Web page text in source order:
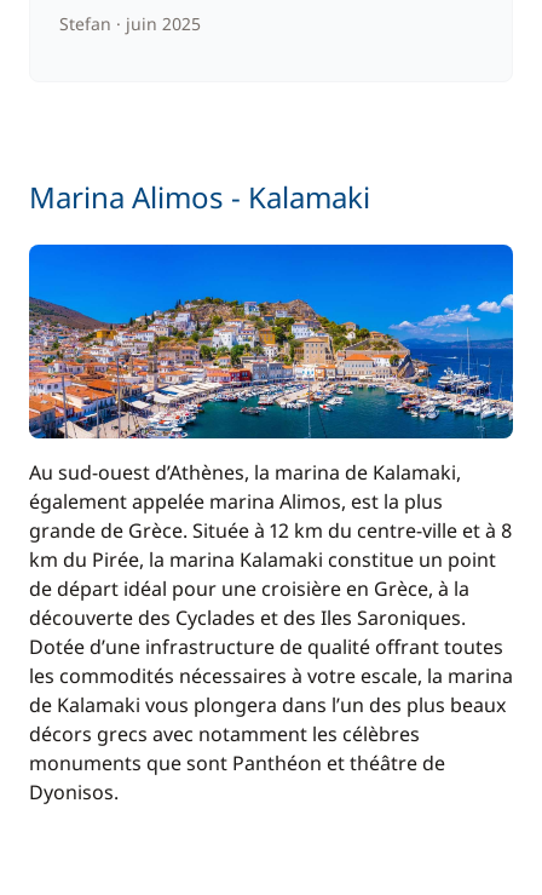
Stefan juin 2025
Marina Alimos - Kalamaki
Au sud-ouest d’Athènes, la marina de Kalamaki,
également appelée marina Alimos, est la plus
grande de Grèce. Située à 12 km du centre-ville et à 8
km du Pirée, la marina Kalamaki constitue un point
de départ idéal pour une croisière en Grèce, à la
découverte des Cyclades et des Iles Saroniques.
Dotée d’une infrastructure de qualité offrant toutes
les commodités nécessaires à votre escale, la marina
de Kalamaki vous plongera dans l’un des plus beaux
décors grecs avec notamment les célèbres
monuments que sont Panthéon et théâtre de
Dyonisos.